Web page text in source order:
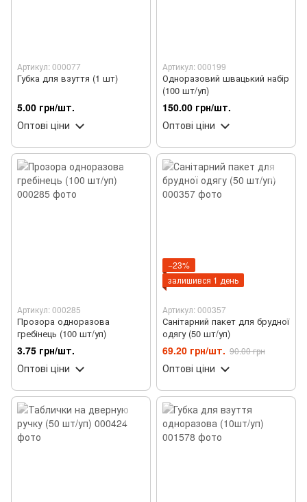
Артикул: 000077
Губка для взуття (1 шт)
5.00 грн/шт.
Оптові ціни
Артикул: 000199
Одноразовий швацький набір
(100 шт/уп)
150.00 грн/шт.
Оптові ціни
Артикул: 000285
Прозора одноразова
гребінець (100 шт/уп)
3.75 грн/шт.
Оптові ціни
−23%
залишився 1 день
Артикул: 000357
Санітарний пакет для брудної
одягу (50 шт/уп)
69.20 грн/шт. 90.00 грн
Оптові ціни